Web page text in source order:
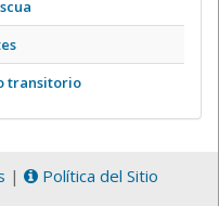
transitorio
|
Política del Sitio